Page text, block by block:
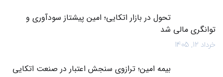
تحول در بازار اتکایی؛ امین پیشتاز سودآوری و
توانگری مالی شد
خرداد 12, 1405
بیمه امین؛ ترازوی سنجش اعتبار در صنعت اتکایی